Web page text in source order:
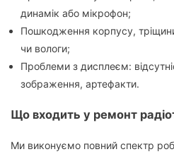
динамік або мікрофон;
Пошкодження корпусу,
чи вологи;
Проблеми з дисплеєм:
зображення, артефакти.
Що входить у ремонт
Ми виконуємо повний спектр